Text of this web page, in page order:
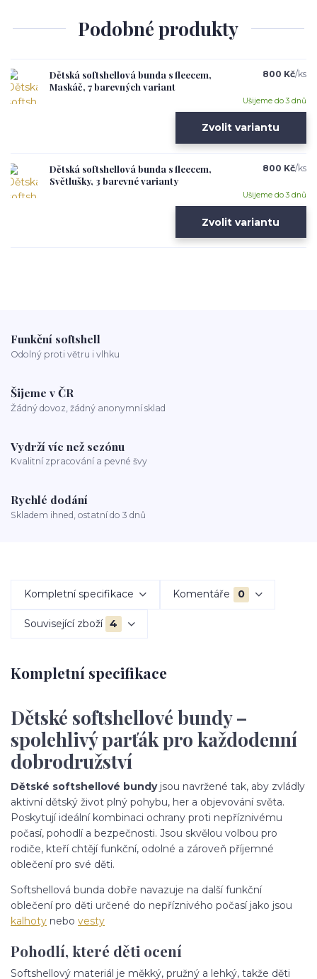
Podobné produkty
Dětská softshellová bunda s fleecem,
Maskáč, 7 barevných variant
800 Kč/ks
Ušijeme do 3 dnů
Zvolit variantu
Dětská softshellová bunda s fleecem,
Světlušky, 3 barevné varianty
800 Kč/ks
Ušijeme do 3 dnů
Zvolit variantu
Funkční softshell
Odolný proti větru i vlhku
Šijeme v ČR
Žádný dovoz, žádný anonymní sklad
Vydrží víc než sezónu
Kvalitní zpracování a pevné švy
Rychlé dodání
Skladem ihned, ostatní do 3 dnů
Kompletní specifikace Komentáře 0
Související zboží 4
Kompletní specifikace
Dětské softshellové bundy –
spolehlivý parťák pro každodenní
dobrodružství
Dětské softshellové bundyjsou navržené tak, aby zvládly
aktivní dětský život plný pohybu, her a objevování světa.
Poskytují ideální kombinaci ochrany proti nepříznivému
počasí, pohodlí a bezpečnosti. Jsou skvělou volbou pro
rodiče, kteří chtějí funkční, odolné a zároveň příjemné
oblečení pro své děti.
Softshellová bunda dobře navazuje na další funkční
oblečení pro děti určené do nepříznivého počasí jako jsou
kalhoty nebo vesty
Pohodlí, které děti ocení
Softshellový materiál je měkký, pružný a lehký, takže děti